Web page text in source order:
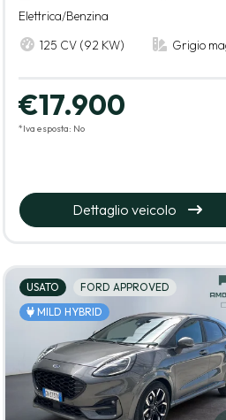
Elettrica/Benzina
125 CV (92 KW) Grigio
€17.900
*Iva esposta: No
Dettaglio veicolo
USATO
FORD APPROVED
MILD HYBRID